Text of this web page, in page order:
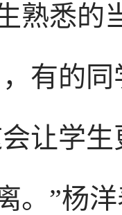
熟悉的
有的
会让学
。”杨